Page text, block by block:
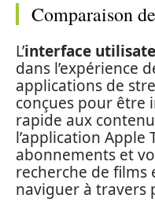
Comparaison
L’interface
dans l’expérience
applications de
conçues pour être
rapide aux
l’application Apple
abonnements et
recherche de films
naviguer à travers